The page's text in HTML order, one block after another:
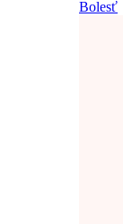
Bolesť